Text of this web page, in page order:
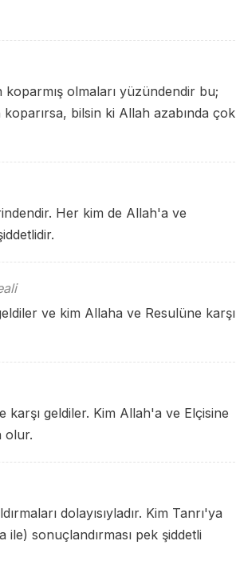
olmaları yüzündendir bu;
bilsin ki Allah azabında çok
Her kim de Allah'a ve
ve kim Allaha ve Resulüne karşı
geldiler. Kim Allah'a ve Elçisine
olur.
dolayısıyladır. Kim Tanrı'ya
ile) sonuçlandırması pek şiddetli